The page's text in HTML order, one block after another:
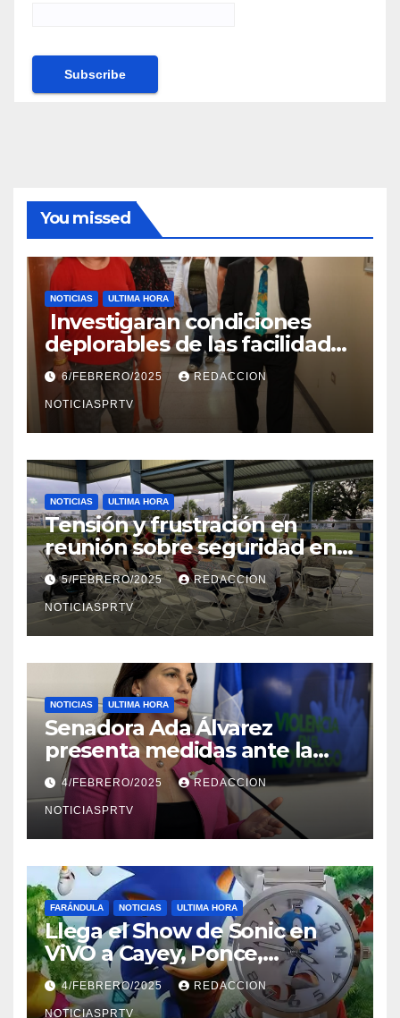
You missed
NOTICIAS ULTIMA HORA
Investigaran condiciones
deplorables de las facilidades
el Departamento de la Salud
en Mayagüez
6/FEBRERO/2025 REDACCION
NOTICIASPRTV
NOTICIAS ULTIMA HORA
Tensión y frustración en
reunión sobre seguridad en
Reparto Metropolitano
5/FEBRERO/2025 REDACCION
NOTICIASPRTV
NOTICIAS ULTIMA HORA
Senadora Ada Álvarez
presenta medidas ante la
violencia en el noviazgo
4/FEBRERO/2025 REDACCION
NOTICIASPRTV
FARÁNDULA NOTICIAS ULTIMA HORA
Llega el Show de Sonic en
ViVO a Cayey, Ponce,
Barceloneta y Humacao,
Relojes gratis para el que
4/FEBRERO/2025 REDACCION
NOTICIASPRTV